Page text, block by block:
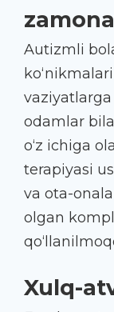
Autizmli
odamlar
o‘z ichiga
terapiyasi
va ota-
olgan
Xulq-